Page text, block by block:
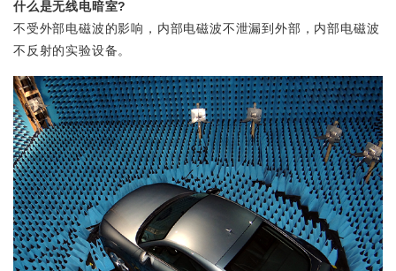
什么是无线电暗室?
不受外部电磁波的影响，内部电磁波不泄漏到外部，内部电磁波
不反射的实验设备。